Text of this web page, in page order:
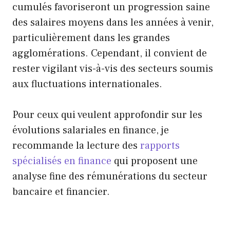
cumulés favoriseront un progression saine
des salaires moyens dans les années à venir,
particulièrement dans les grandes
agglomérations. Cependant, il convient de
rester vigilant vis-à-vis des secteurs soumis
aux fluctuations internationales.
Pour ceux qui veulent approfondir sur les
évolutions salariales en finance, je
recommande la lecture des rapports
spécialisés en finance qui proposent une
analyse fine des rémunérations du secteur
bancaire et financier.